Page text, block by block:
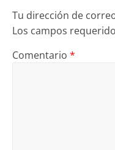
Tu dirección de
Los campos
Comentario *